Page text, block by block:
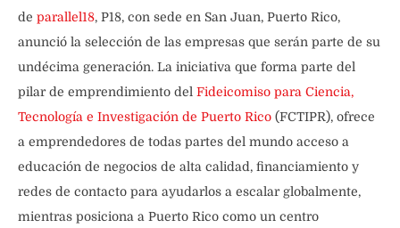
de parallel18, P18, con sede en San Juan, Puerto Rico,
anunció la selección de las empresas que serán parte de su
undécima generación. La iniciativa que forma parte del
pilar de emprendimiento del Fideicomiso para Ciencia,
Tecnología e Investigación de Puerto Rico (FCTIPR), ofrece
a emprendedores de todas partes del mundo acceso a
educación de negocios de alta calidad, financiamiento y
redes de contacto para ayudarlos a escalar globalmente,
mientras posiciona a Puerto Rico como un centro